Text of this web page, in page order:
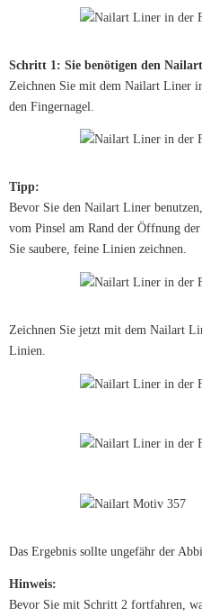
Schritt 1: Sie benötigen den
Zeichnen Sie mit dem Nailart Liner
den Fingernagel.
Tipp:
Bevor Sie den Nailart Liner
vom Pinsel am Rand der Öffnung
Sie saubere, feine Linien zeichnen.
Zeichnen Sie jetzt mit dem Nailart
Linien.
Das Ergebnis sollte ungefähr der
Hinweis:
Bevor Sie mit Schritt 2 fortfahren,